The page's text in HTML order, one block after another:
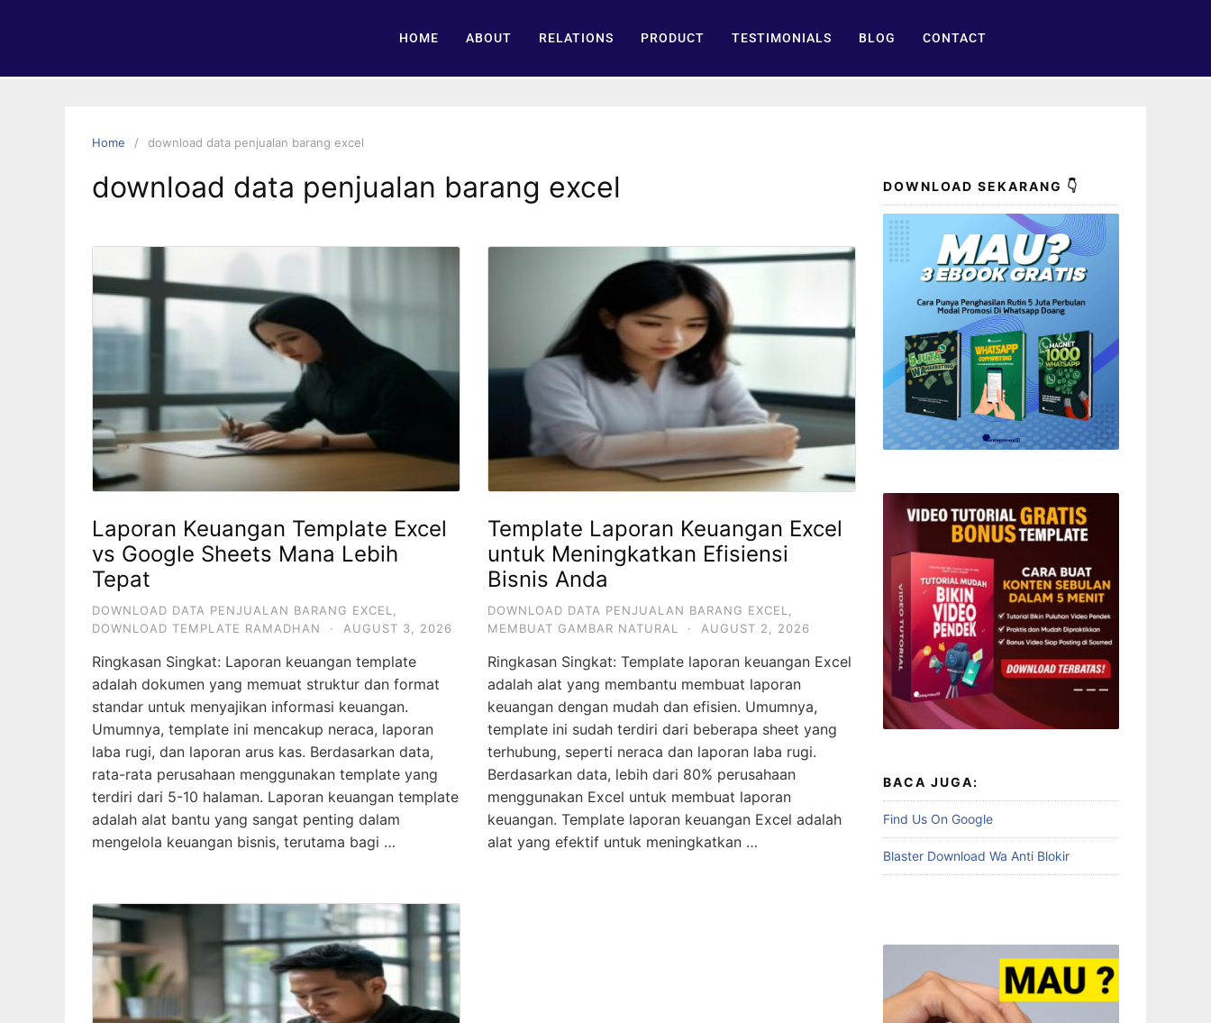
HOME ABOUT RELATIONS PRODUCT TESTIMONIALS BLOG CONTACT
Home download data penjualan barang excel
download data penjualan barang excel
Laporan Keuangan Template Excel
vs Google Sheets Mana Lebih
Tepat
DOWNLOAD DATA PENJUALAN BARANG EXCEL
DOWNLOAD TEMPLATE RAMADHAN
· AUGUST 3, 2026
Ringkasan Singkat: Laporan keuangan template
adalah dokumen yang memuat struktur dan format
standar untuk menyajikan informasi keuangan.
Umumnya, template ini mencakup neraca, laporan
laba rugi, dan laporan arus kas. Berdasarkan data,
rata-rata perusahaan menggunakan template yang
terdiri dari 5-10 halaman. Laporan keuangan template
adalah alat bantu yang sangat penting dalam
mengelola keuangan bisnis, terutama bagi …
Template Laporan Keuangan Excel
untuk Meningkatkan Efisiensi
Bisnis Anda
DOWNLOAD DATA PENJUALAN BARANG EXCEL
MEMBUAT GAMBAR NATURAL
· AUGUST 2, 2026
Ringkasan Singkat: Template laporan keuangan Excel
adalah alat yang membantu membuat laporan
keuangan dengan mudah dan efisien. Umumnya,
template ini sudah terdiri dari beberapa sheet yang
terhubung, seperti neraca dan laporan laba rugi.
Berdasarkan data, lebih dari 80% perusahaan
menggunakan Excel untuk membuat laporan
keuangan. Template laporan keuangan Excel adalah
alat yang efektif untuk meningkatkan …
DOWNLOAD SEKARANG 👇
BACA JUGA:
Find Us On Google
Blaster Download Wa Anti Blokir